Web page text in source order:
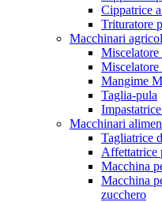
Cippatrice
Trituratore
Macchinari
Miscelatore
Mangime
Taglia-pula
Macchinari
Tagliatrice
Affettatrice
Macchina
Macchina
zucchero